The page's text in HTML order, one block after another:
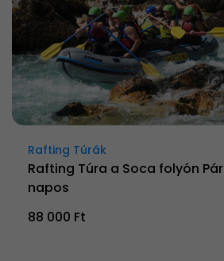
Rafting Túrák
Rafting Túra a Soca folyón
napos
88 000 Ft